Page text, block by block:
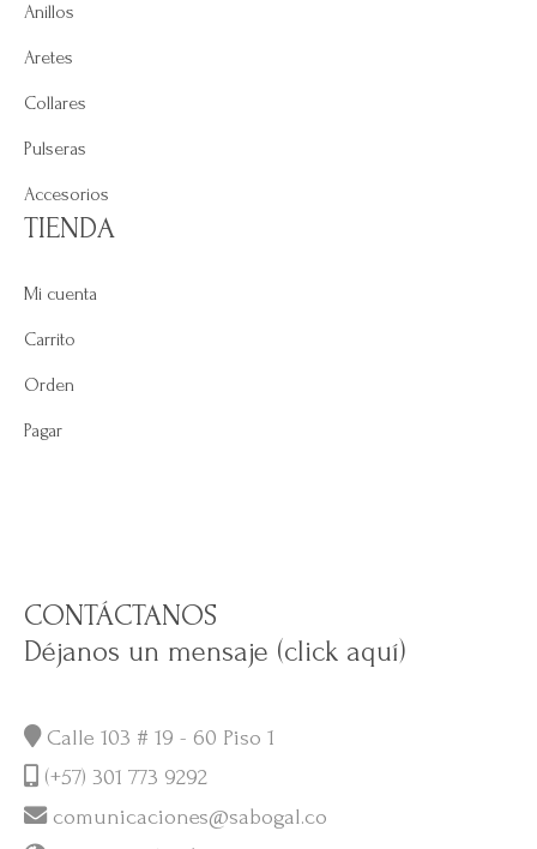
Anillos
Aretes
Collares
Pulseras
Accesorios
TIENDA
Mi cuenta
Carrito
Orden
Pagar
CONTÁCTANOS
Déjanos un mensaje (click aquí)
Calle 103 # 19 - 60 Piso 1
(+57) 301 773 9292
comunicaciones@sabogal.co